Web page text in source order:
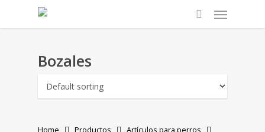
search
Menu
Bozales
Home Productos Artículos para perros